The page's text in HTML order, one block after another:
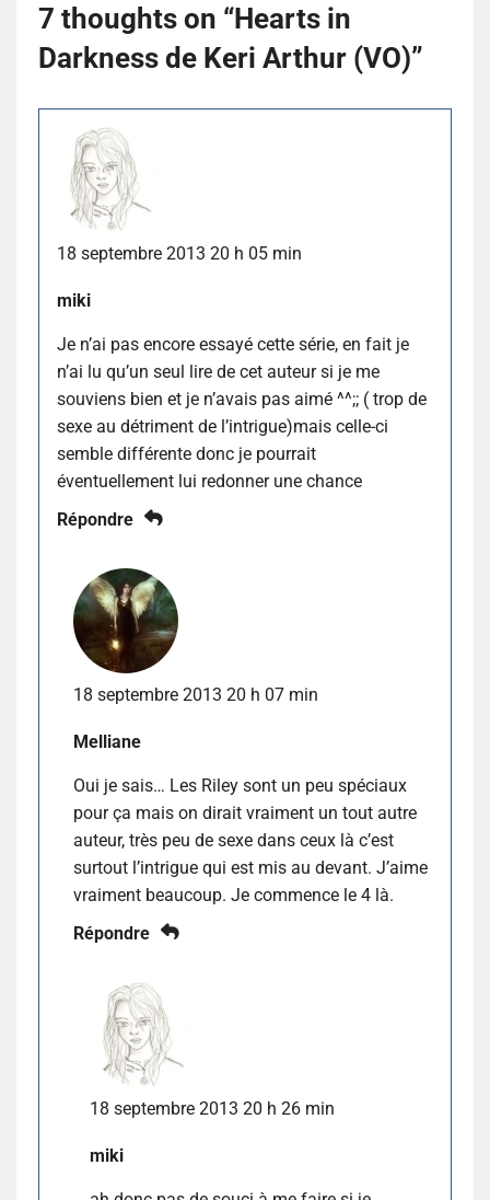
7 thoughts on “Hearts in
Darkness de Keri Arthur (VO)”
18 septembre 2013 20 h 05 min
miki
Je n’ai pas encore essayé cette série, en fait je
n’ai lu qu’un seul lire de cet auteur si je me
souviens bien et je n’avais pas aimé ^^;; ( trop de
sexe au détriment de l’intrigue)mais celle-ci
semble différente donc je pourrait
éventuellement lui redonner une chance
Répondre
18 septembre 2013 20 h 07 min
Melliane
Oui je sais… Les Riley sont un peu spéciaux
pour ça mais on dirait vraiment un tout autre
auteur, très peu de sexe dans ceux là c’est
surtout l’intrigue qui est mis au devant. J’aime
vraiment beaucoup. Je commence le 4 là.
Répondre
18 septembre 2013 20 h 26 min
miki